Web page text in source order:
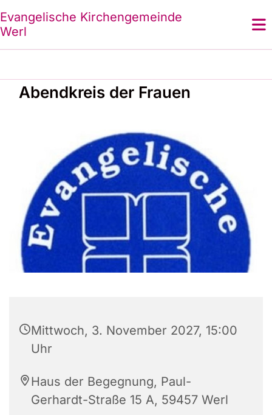
Evangelische Kirchengemeinde
Werl
Abendkreis der Frauen
Mittwoch, 3. November 2027, 15:00
Uhr
Haus der Begegnung, Paul-
Gerhardt-Straße 15 A, 59457 Werl